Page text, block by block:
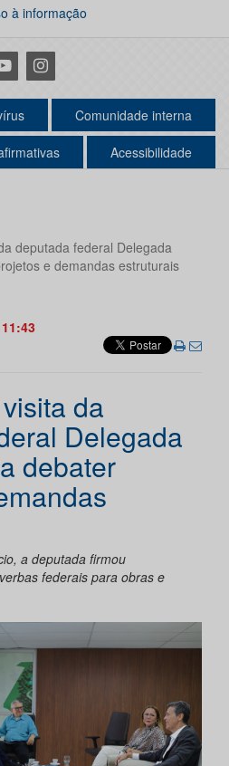
à informação
Instagram
Comunidade interna
Acessibilidade
deputada federal Delegada
e demandas estruturais
da
Delegada
debater
a deputada firmou
federais para obras e